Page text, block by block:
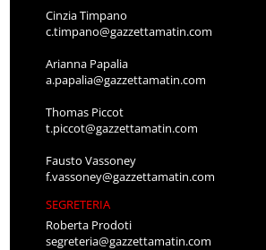
Cinzia Timpano
c.timpano@gazzettamatin.com
Arianna Papalia
a.papalia@gazzettamatin.com
Thomas Piccot
t.piccot@gazzettamatin.com
Fausto Vassoney
f.vassoney@gazzettamatin.com
SEGRETERIA
Roberta Prodoti
segreteria@gazzettamatin.com